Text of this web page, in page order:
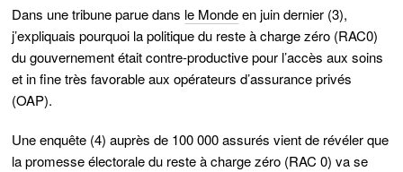
Dans une tribune parue dans le Mondeen juin dernier (3),
j’expliquais pourquoi la politique du reste à charge zéro (RAC0)
du gouvernement était contre-productive pour l’accès aux soins
et in fine très favorable aux opérateurs d’assurance privés
(OAP).
Une enquête (4) auprès de 100 000 assurés vient de révéler que
la promesse électorale du reste à charge zéro (RAC 0) va se